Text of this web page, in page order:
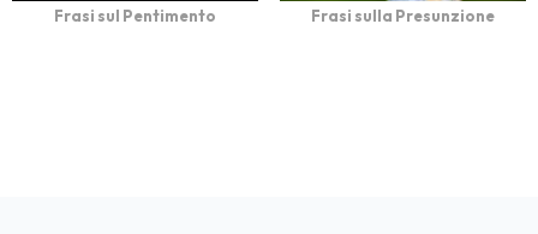
Frasi sul Pentimento Frasi sulla Presunzione